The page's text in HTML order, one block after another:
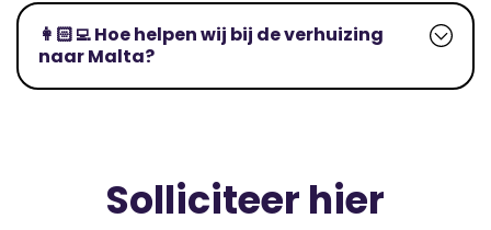
👩🏻‍💻 Hoe helpen wij bij de verhuizing
naar Malta?
Solliciteer hier